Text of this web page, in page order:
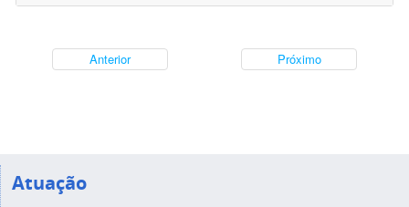
Anterior Próximo
Atuação